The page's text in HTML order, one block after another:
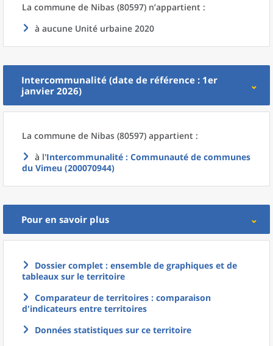
La commune de Nibas (80597) n’appartient :
à aucune Unité urbaine 2020
Intercommunalité (date de référence : 1er
janvier 2026)
La commune de Nibas (80597) appartient :
à l'Intercommunalité : Communauté de communes
du Vimeu (200070944)
Pour en savoir plus
Dossier complet : ensemble de graphiques et de
tableaux sur le territoire
Comparateur de territoires : comparaison
d'indicateurs entre territoires
Données statistiques sur ce territoire